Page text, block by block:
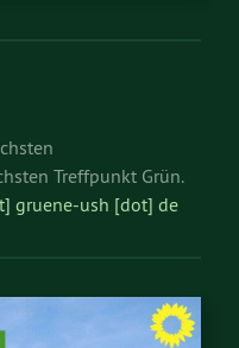
Treffpunkt Grün.
gruene-ush [dot] de